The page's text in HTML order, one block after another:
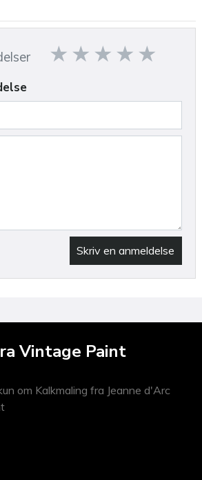
Skriv en anmeldelse
Vintage Paint
om Kalkmaling fra Jeanne d'Arc